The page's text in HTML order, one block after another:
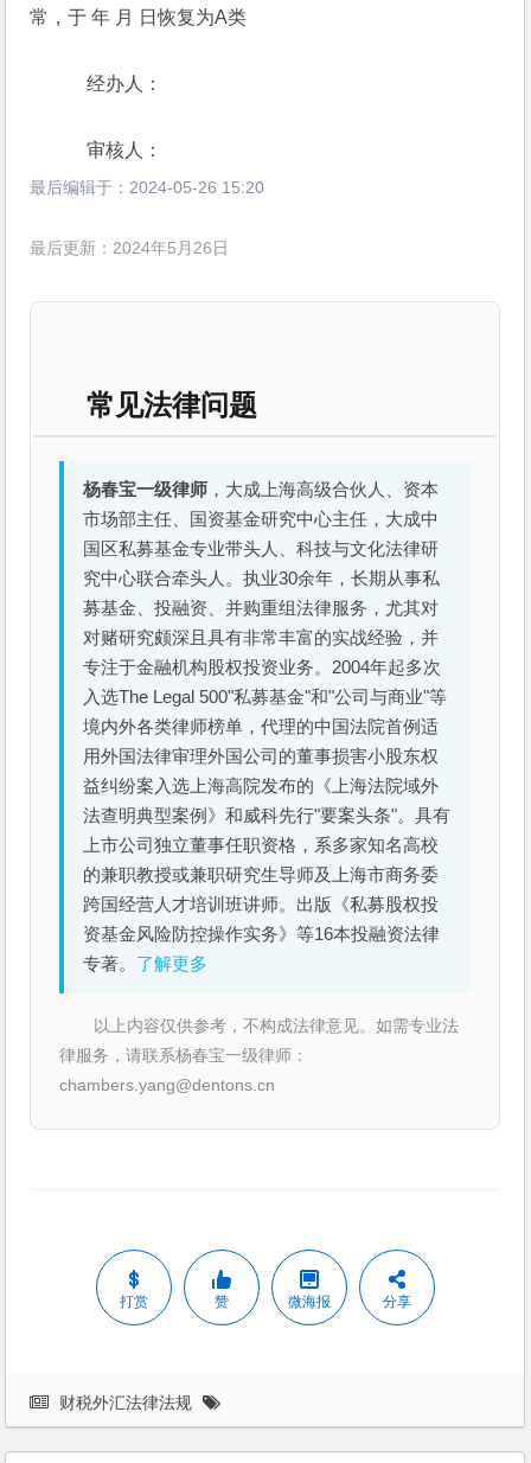
常，于 年 月 日恢复为A类
经办人：
审核人：
最后编辑于： 2024-05-26 15:20
最后更新：2024年5月26日
常见法律问题
杨春宝一级律师 ，大成上海高级合伙人、资本
市场部主任、国资基金研究中心主任，大成中
国区私募基金专业带头人、科技与文化法律研
究中心联合牵头人。执业30余年，长期从事私
募基金、投融资、并购重组法律服务，尤其对
对赌研究颇深且具有非常丰富的实战经验，并
专注于金融机构股权投资业务。2004年起多次
入选The Legal 500"私募基金"和"公司与商业"等
境内外各类律师榜单，代理的中国法院首例适
用外国法律审理外国公司的董事损害小股东权
益纠纷案入选上海高院发布的《上海法院域外
法查明典型案例》和威科先行"要案头条"。具有
上市公司独立董事任职资格，系多家知名高校
的兼职教授或兼职研究生导师及上海市商务委
跨国经营人才培训班讲师。出版《私募股权投
资基金风险防控操作实务》等16本投融资法律
专著。 了解更多
以上内容仅供参考，不构成法律意见。如需专业法
律服务，请联系杨春宝一级律师：
chambers.yang@dentons.cn
打赏 赞 微海报 分享
财税外汇法律法规